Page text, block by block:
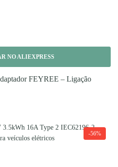
NO ALIEXPRESS
FEYREE – Ligação
-56%